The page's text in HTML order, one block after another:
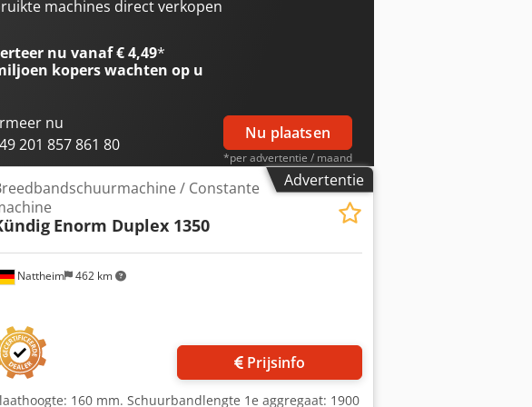
enkelsegmenten 35 mm Schuurbandlengte 2e
1370 mm Schuurbandsnelheid 2e aggregaat:
aggregaat, stuks Reinigingsborstels: Ja Lakschuren
Voedersnelheid: traploos van 2,5 - 13 m/min
ja Inlaathoogte: vast (bovenkant beweegbaar)
900 mm Motorvermogen: 36 kW Locatie:
machines direct verkopen
nu vanaf € 4,49*
koperswachten op u
nu
201 857 861 80
Nu plaatsen
*per advertentie / maand
Advertentie
Nattheim 462 km
/ Constante
Enorm Duplex 1350
Prijsinfo
160 mm. Schuurbandlengte 1e aggregaat: 1900